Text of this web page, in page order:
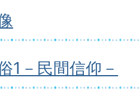
1－民間信仰－